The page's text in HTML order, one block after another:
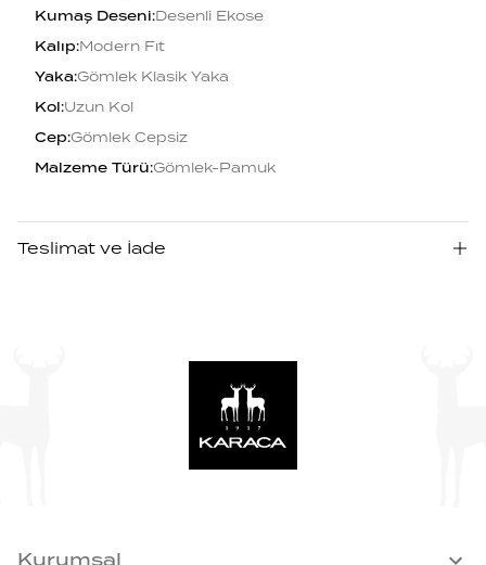
Kumaş Deseni:Desenli Ekose
Kalıp:Modern Fıt
Yaka:Gömlek Klasik Yaka
Kol:Uzun Kol
Cep:Gömlek Cepsiz
Malzeme Türü:Gömlek-Pamuk
Teslimat ve İade
Kurumsal